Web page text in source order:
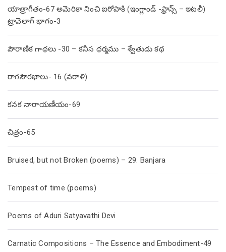
యాత్రాగీతం-67 అమెరికా నించి ఐరోపాకి (ఇంగ్లాండ్ -ఫ్రాన్స్ – ఇటలీ)
ట్రావెలాగ్ భాగం-3
పౌరాణిక గాథలు -30 – కనీస ధర్మము – శ్వేతుడు కథ
రాగసౌరభాలు- 16 (వరాళి)
కనక నారాయణీయం-69
చిత్రం-65
Bruised, but not Broken (poems) – 29. Banjara
Tempest of time (poems)
Poems of Aduri Satyavathi Devi
Carnatic Compositions – The Essence and Embodiment-49